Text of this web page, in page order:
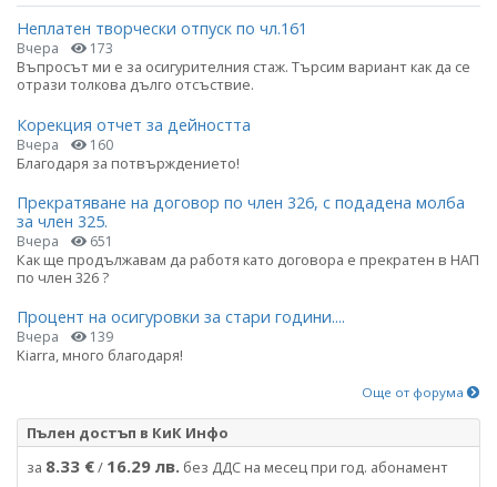
Неплатен творчески отпуск по чл.161
Вчера 173
Въпросът ми е за осигурителния стаж. Търсим вариант как да се
отрази толкова дълго отсъствие.
Корекция отчет за дейността
Вчера 160
Благодаря за потвърждението!
Прекратяване на договор по член 326, с подадена молба
за член 325.
Вчера 651
Как ще продължавам да работя като договора е прекратен в НАП
по член 326 ?
Процент на осигуровки за стари години....
Вчера 139
Kiarra, много благодаря!
Още от форума
Пълен достъп в КиК Инфо
за 8.33 €/ 16.29 лв. без ДДС на месец при год. абонамент